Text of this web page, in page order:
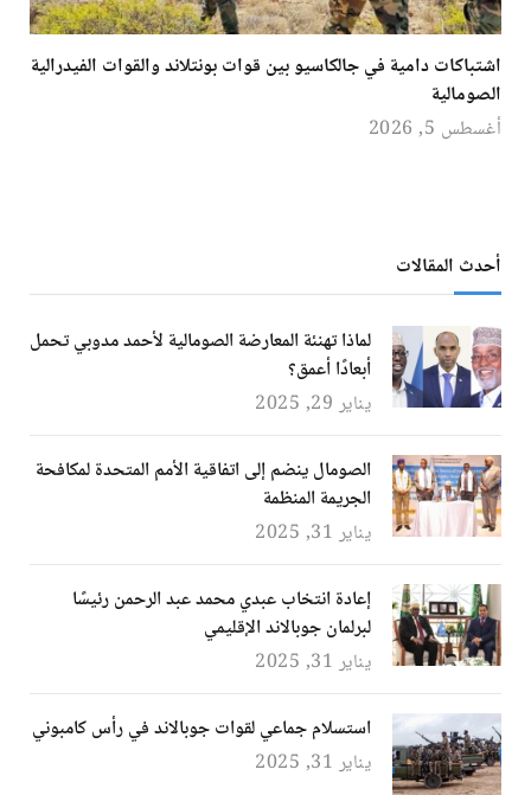
اشتباكات دامية في جالكاسيو بين قوات بونتلاند والقوات الفيدرالية
الصومالية
أغسطس 5, 2026
أحدث المقالات
لماذا تهنئة المعارضة الصومالية لأحمد مدوبي تحمل
أبعادًا أعمق؟
يناير 29, 2025
الصومال ينضم إلى اتفاقية الأمم المتحدة لمكافحة
الجريمة المنظمة
يناير 31, 2025
إعادة انتخاب عبدي محمد عبد الرحمن رئيسًا
لبرلمان جوبالاند الإقليمي
يناير 31, 2025
استسلام جماعي لقوات جوبالاند في رأس كامبوني
يناير 31, 2025